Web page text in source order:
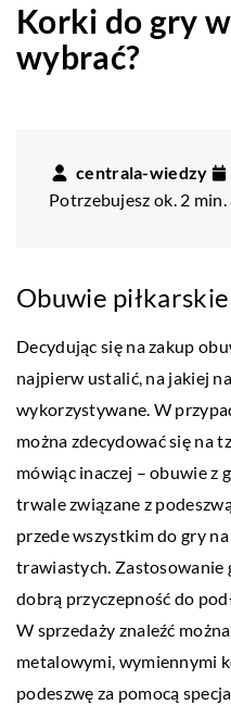
Korki do gry
wybrać?
centrala-wiedzy
Potrzebujesz ok. 2
Obuwie
Decydując się na zakup
najpierw ustalić, na jakiej
wykorzystywane. W
można zdecydować się na
mówiąc inaczej – obuwie z
trwale związane z
przede wszystkim do gry
trawiastych. Zastosowanie
dobrą przyczepność do
W sprzedaży znaleźć
metalowymi, wymiennymi
podeszwę za pomocą